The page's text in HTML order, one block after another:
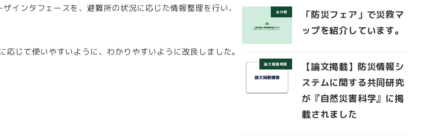
インタフェースを、避難所の状況に応じた情報整理を行い、
じて使いやすいように、わかりやすいように改良しました。
未分類
「防災フェア」で災救マ
ップを紹介しています。
論文掲載情報
【論文掲載】防災情報シ
ステムに関する共同研究
が『自然災害科学』に掲
載されました